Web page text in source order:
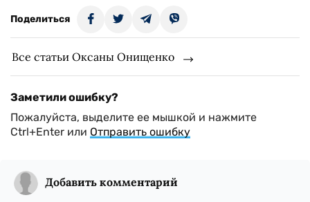
Поделиться
Все статьи Оксаны Онищенко
Заметили ошибку?
Пожалуйста, выделите ее мышкой и нажмите
Ctrl+Enter или Отправить ошибку
Добавить комментарий